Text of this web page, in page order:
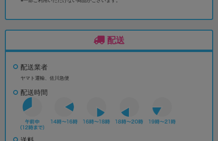
配送
配送業者
ヤマト運輸、佐川急便
配送時間